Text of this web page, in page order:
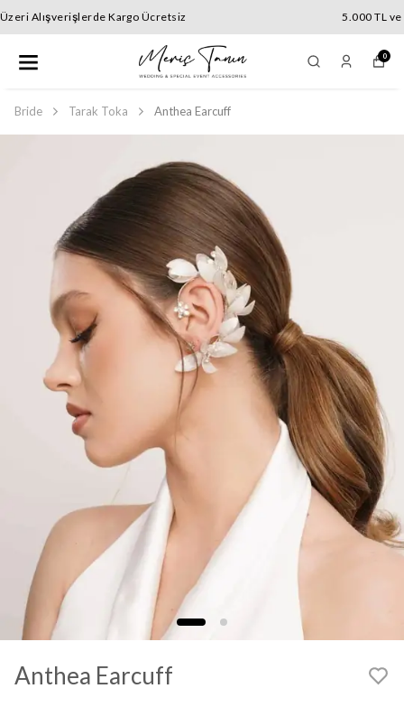
5.000 TL ve Üzeri Alışverişlerde Kargo Ücretsiz
0
Bride Tarak Toka Anthea Earcuff
Anthea Earcuff